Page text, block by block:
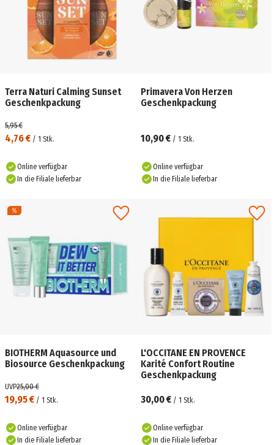
Terra Naturi Calming Sunset
Geschenkpackung
4,76 € / 1 Stk.
5,95 €
Online verfügbar
In die Filiale lieferbar
Primavera Von Herzen
Geschenkpackung
10,90 € / 1 Stk.
Online verfügbar
In die Filiale lieferbar
BIOTHERM Aquasource und
Biosource Geschenkpackung
19,95 € / 1 Stk.
UVP25,00 €
Online verfügbar
In die Filiale lieferbar
L'OCCITANE EN PROVENCE
Karité Confort Routine
Geschenkpackung
30,00 € / 1 Stk.
Online verfügbar
In die Filiale lieferbar